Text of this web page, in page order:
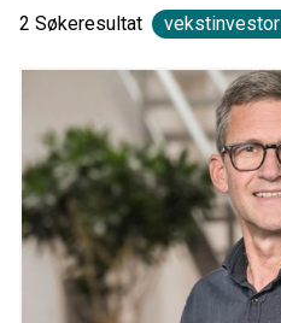
2 Søkeresultat vekstinvestor